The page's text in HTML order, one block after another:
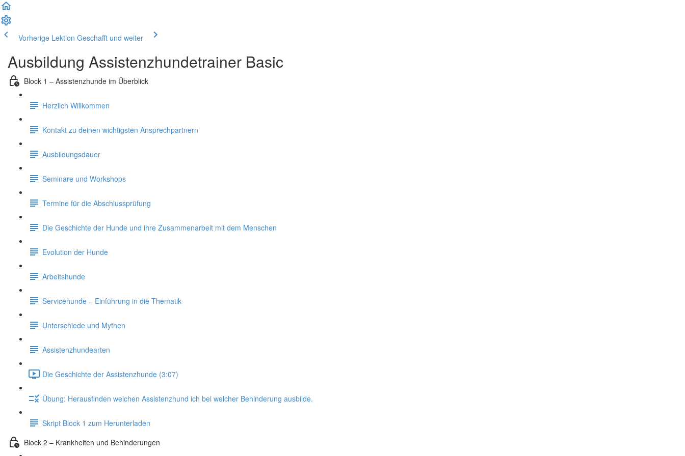
Vorherige Lektion Geschafft und weiter
Ausbildung Assistenzhundetrainer Basic
Block 1 – Assistenzhunde im Überblick
Herzlich Willkommen
Kontakt zu deinen wichtigsten Ansprechpartnern
Ausbildungsdauer
Seminare und Workshops
Termine für die Abschlussprüfung
Die Geschichte der Hunde und ihre Zusammenarbeit mit dem Menschen
Evolution der Hunde
Arbeitshunde
Servicehunde – Einführung in die Thematik
Unterschiede und Mythen
Assistenzhundearten
Die Geschichte der Assistenzhunde (3:07)
Übung: Herausfinden welchen Assistenzhund ich bei welcher Behinderung ausbilde.
Skript Block 1 zum Herunterladen
Block 2 – Krankheiten und Behinderungen